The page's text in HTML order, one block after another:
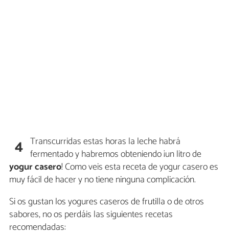
4 Transcurridas estas horas la leche habrá
fermentado y habremos obteniendo ¡un litro de
yogur casero! Como veis esta receta de yogur casero es
muy fácil de hacer y no tiene ninguna complicación.
Si os gustan los yogures caseros de frutilla o de otros
sabores, no os perdáis las siguientes recetas
recomendadas: